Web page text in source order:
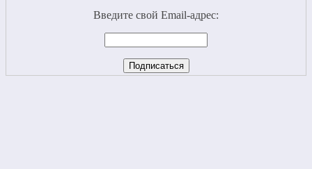
Введите свой Email-адрес: